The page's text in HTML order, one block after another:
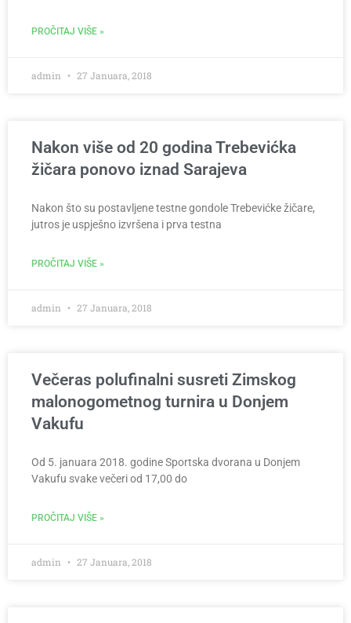
PROČITAJ VIŠE »
admin 27 Januara, 2018
Nakon više od 20 godina Trebevićka
žičara ponovo iznad Sarajeva
Nakon što su postavljene testne gondole Trebevićke žičare,
jutros je uspješno izvršena i prva testna
PROČITAJ VIŠE »
admin 27 Januara, 2018
Večeras polufinalni susreti Zimskog
malonogometnog turnira u Donjem
Vakufu
Od 5. januara 2018. godine Sportska dvorana u Donjem
Vakufu svake večeri od 17,00 do
PROČITAJ VIŠE »
admin 27 Januara, 2018